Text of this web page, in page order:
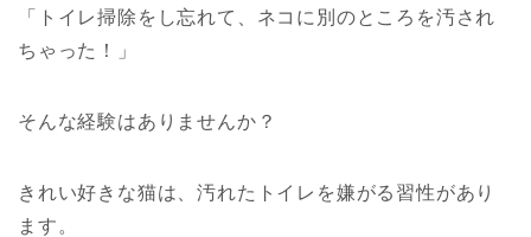
「トイレ掃除をし忘れて、ネコに別のところを汚され
ちゃった！」
そんな経験はありませんか？
きれい好きな猫は、汚れたトイレを嫌がる習性があり
ます。